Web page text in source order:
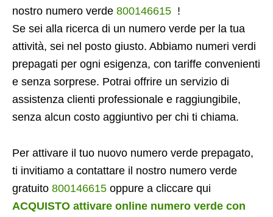
nostro numero verde 800146615 !
Se sei alla ricerca di un numero verde per la tua
attività, sei nel posto giusto. Abbiamo numeri verdi
prepagati per ogni esigenza, con tariffe convenienti
e senza sorprese. Potrai offrire un servizio di
assistenza clienti professionale e raggiungibile,
senza alcun costo aggiuntivo per chi ti chiama.
Per attivare il tuo nuovo numero verde prepagato,
ti invitiamo a contattare il nostro numero verde
gratuito 800146615 oppure a cliccare qui
ACQUISTO attivare online numero verde con